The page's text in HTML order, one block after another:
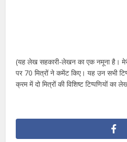
(यह लेख सहकारी-लेखन का एक नमूना है।
पर 70 मित्रों ने कमेंट किए। यह उन सभी
क्रम में दो मित्रों की विशिष्ट टिप्पणियों का